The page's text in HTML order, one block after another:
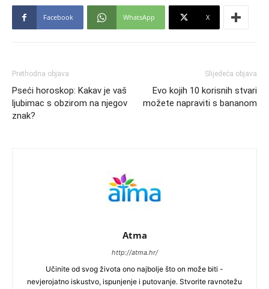
Facebook WhatsApp X
Prethodna objava
Pseći horoskop: Kakav je vaš
ljubimac s obzirom na njegov
znak?
Slijedeća objava
Evo kojih 10 korisnih stvari
možete napraviti s bananom
Atma
http://atma.hr/
Učinite od svog života ono najbolje što on može biti -
nevjerojatno iskustvo, ispunjenje i putovanje. Stvorite ravnotežu